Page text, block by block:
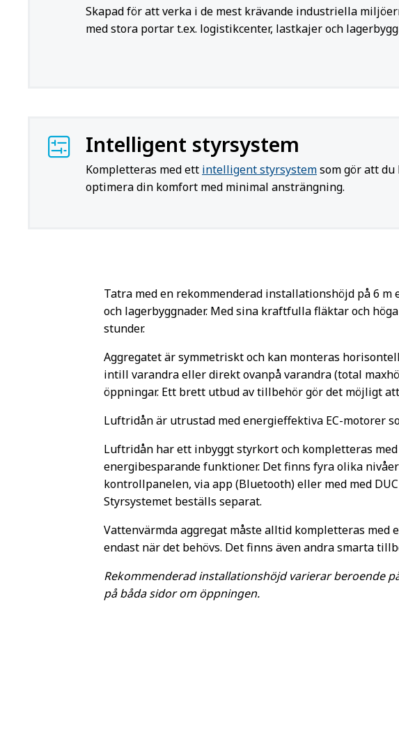
Skapad för att verka i de mest krävande industriella
med stora portar t.ex. logistikcenter, lastkajer och
Intelligent styrsystem
Kompletteras med ett intelligent styrsystemsom gör att du
optimera din komfort med minimal ansträngning.
Tatra med en rekommenderad installationshöjd på 6
och lagerbyggnader. Med sina kraftfulla fläktar och
stunder.
Aggregatet är symmetriskt och kan monteras
intill varandra eller direkt ovanpå varandra (total
öppningar. Ett brett utbud av tillbehör gör det möjligt
Luftridån är utrustad med energieffektiva EC-motorer
Luftridån har ett inbyggt styrkort och kompletteras
energibesparande funktioner. Det finns fyra olika
kontrollpanelen, via app (Bluetooth) eller med med
Styrsystemet beställs separat.
Vattenvärmda aggregat måste alltid kompletteras
endast när det behövs. Det finns även andra smarta
Rekommenderad installationshöjd varierar beroende
på båda sidor om öppningen.